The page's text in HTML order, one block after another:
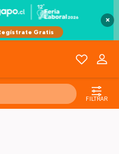
×
FILTRAR
Lavaplatos
Calentador de agua